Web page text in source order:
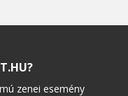
zenei esemény